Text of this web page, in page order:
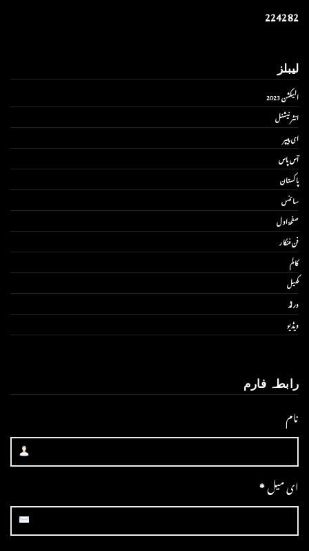
224282
لیبلز
الیکشن 2023
انٹر نیشنل
ای پیپر
آس پاس
پاکستان
سائنس
صفحۂ اول
فن فنکار
کالم
کھیل
ورلڈ
ویڈیو
رابطہ فارم
نام
ای میل*